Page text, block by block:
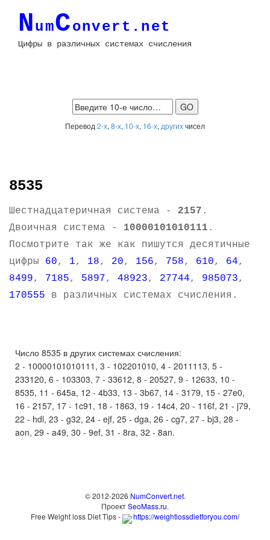
NumConvert.net
Цифры в различных системах счисления
Перевод 2-х, 8-х, 10-х, 16-х, другихчисел
8535
Шестнадцатеричная система - 2157 .
Двоичная система - 10000101010111 .
Посмотрите так же как пишутся десятичные
цифры 60, 1, 18, 20, 156, 758, 610, 64,
8499, 7185, 5897, 48923, 27744, 985073,
170555 в различных системах счисления.
Число 8535 в других системах счисления:
2 - 10000101010111, 3 - 102201010, 4 - 2011113, 5 -
233120, 6 - 103303, 7 - 33612, 8 - 20527, 9 - 12633, 10 -
8535, 11 - 645a, 12 - 4b33, 13 - 3b67, 14 - 3179, 15 - 27e0,
16 - 2157, 17 - 1c91, 18 - 1863, 19 - 14c4, 20 - 116f, 21 - j79,
22 - hdl, 23 - g32, 24 - ejf, 25 - dga, 26 - cg7, 27 - bj3, 28 -
aon, 29 - a49, 30 - 9ef, 31 - 8ra, 32 - 8an.
© 2012-2026 NumConvert.net.
ПроектSeoMass.ru.
Free Weight loss Diet Tips -
https://weightlossdietforyou.com/